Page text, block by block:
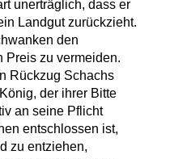
unerträglich, dass er
Landgut zurückzieht.
den
Preis zu vermeiden.
Rückzug Schachs
der ihrer Bitte
an seine Pflicht
entschlossen ist,
zu entziehen,